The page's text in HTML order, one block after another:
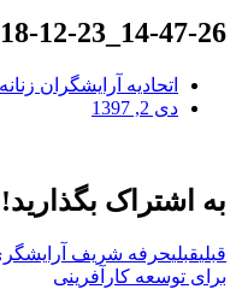
12-23_14-47-26
اتحادیه آرایشگران
دی 2, 1397
به اشتراک بگذارید!
قبلیقبلیحرفه شریف
برای توسعه کارآفرینی